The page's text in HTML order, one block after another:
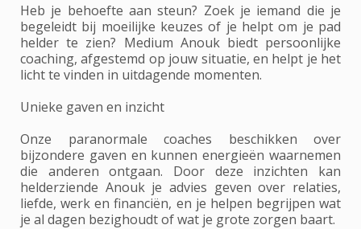
Heb je behoefte aan steun? Zoek je iemand die je
begeleidt bij moeilijke keuzes of je helpt om je pad
helder te zien? Medium Anouk biedt persoonlijke
coaching, afgestemd op jouw situatie, en helpt je het
licht te vinden in uitdagende momenten.
Unieke gaven en inzicht
Onze paranormale coaches beschikken over
bijzondere gaven en kunnen energieën waarnemen
die anderen ontgaan. Door deze inzichten kan
helderziende Anouk je advies geven over relaties,
liefde, werk en financiën, en je helpen begrijpen wat
je al dagen bezighoudt of wat je grote zorgen baart.